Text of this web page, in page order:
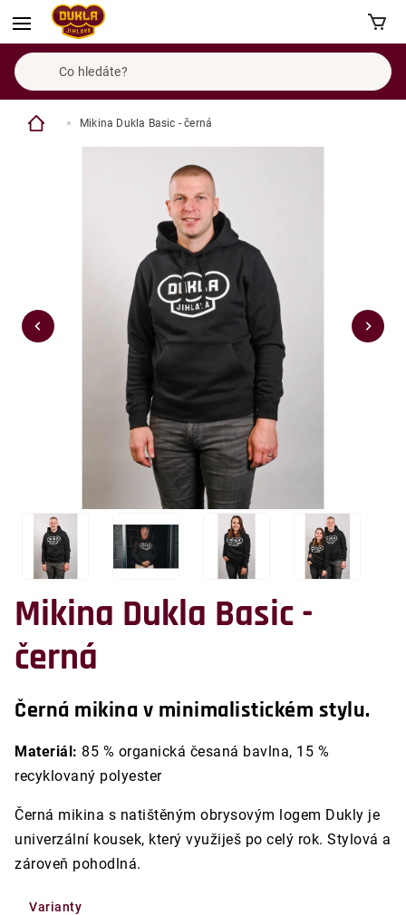
Mikina Dukla Basic - černá
Mikina Dukla Basic -
černá
Černá mikina v minimalistickém stylu.
Materiál: 85 % organická česaná bavlna, 15 %
recyklovaný polyester
Černá mikina s natištěným obrysovým logem Dukly je
univerzální kousek, který využiješ po celý rok. Stylová a
zároveň pohodlná.
Varianty